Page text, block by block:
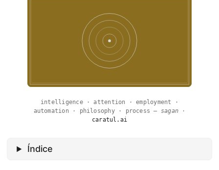
intelligence · attention · employment ·
automation · philosophy · process — sagan·
caratul.ai
Índice